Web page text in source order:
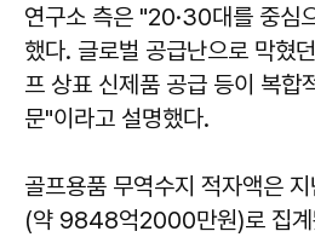
연구소 측은 "20·30대를 중심
했다. 글로벌 공급난으로 막혔
프 상표 신제품 공급 등이 복합
문"이라고 설명했다.
골프용품 무역수지 적자액은
(약 9848억2000만원)로 집계